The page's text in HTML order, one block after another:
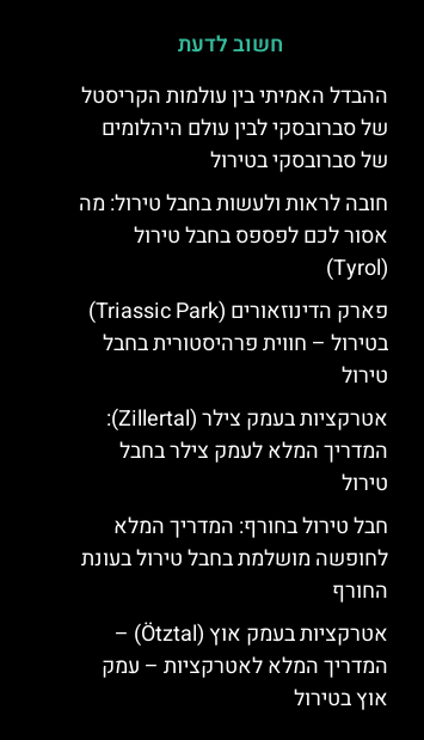
חשוב לדעת
ההבדל האמיתי בין עולמות הקריסטל
של סברובסקי לבין עולם היהלומים
של סברובסקי בטירול
חובה לראות ולעשות בחבל טירול: מה
אסור לכם לפספס בחבל טירול
(Tyrol)
פארק הדינוזאורים (Triassic Park)
בטירול – חווית פרהיסטורית בחבל
טירול
אטרקציות בעמק צילר (Zillertal):
המדריך המלא לעמק צילר בחבל
טירול
חבל טירול בחורף: המדריך המלא
לחופשה מושלמת בחבל טירול בעונת
החורף
אטרקציות בעמק אוץ (Ötztal) –
המדריך המלא לאטרקציות – עמק
אוץ בטירול